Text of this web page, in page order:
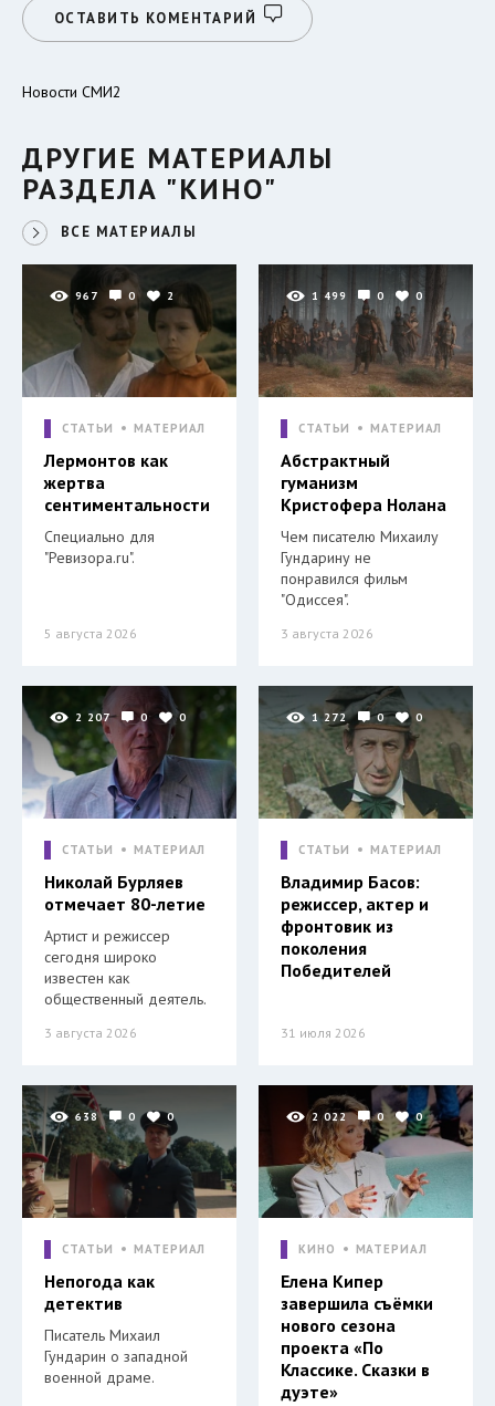
ОСТАВИТЬ КОМЕНТАРИЙ
Новости СМИ2
ДРУГИЕ МАТЕРИАЛЫ
РАЗДЕЛА "КИНО"
ВСЕ МАТЕРИАЛЫ
967 0 2
СТАТЬИ МАТЕРИАЛ
Лермонтов как
жертва
сентиментальности
Специально для
"Ревизора.ru".
5 августа 2026
1 499 0 0
СТАТЬИ МАТЕРИАЛ
Абстрактный
гуманизм
Кристофера Нолана
Чем писателю Михаилу
Гундарину не
понравился фильм
"Одиссея".
3 августа 2026
2 207 0 0
СТАТЬИ МАТЕРИАЛ
Николай Бурляев
отмечает 80-летие
Артист и режиссер
сегодня широко
известен как
общественный деятель.
3 августа 2026
1 272 0 0
СТАТЬИ МАТЕРИАЛ
Владимир Басов:
режиссер, актер и
фронтовик из
поколения
Победителей
31 июля 2026
638 0 0
СТАТЬИ МАТЕРИАЛ
Непогода как
детектив
Писатель Михаил
Гундарин о западной
военной драме.
2 022 0 0
КИНО МАТЕРИАЛ
Елена Кипер
завершила съёмки
нового сезона
проекта «По
Классике. Сказки в
дуэте»